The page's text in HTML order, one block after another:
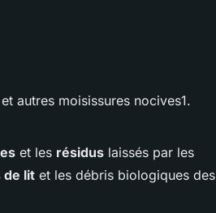
autres moisissures nocives1.
et les résidus laissés par les
de lit et les débris biologiques des